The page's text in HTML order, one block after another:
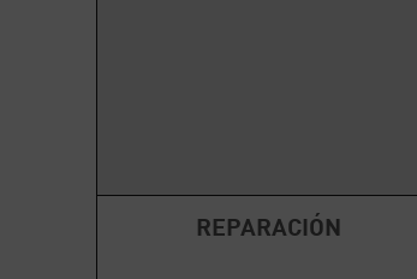
REPARACIÓN